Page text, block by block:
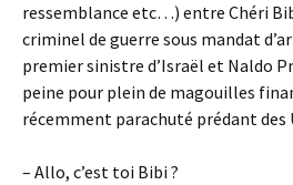
ressemblance etc…) entre Chéri
criminel de guerre sous mandat
premier sinistre d’Israël et Naldo
peine pour plein de magouilles
récemment parachuté prédant des
– Allo, c’est toi Bibi ?